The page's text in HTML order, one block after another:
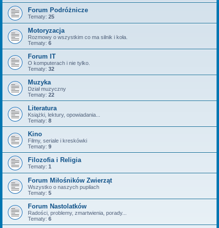
Forum Podróżnicze
Tematy: 25
Motoryzacja
Rozmowy o wszystkim co ma silnik i koła.
Tematy: 6
Forum IT
O komputerach i nie tylko.
Tematy: 32
Muzyka
Dział muzyczny
Tematy: 22
Literatura
Książki, lektury, opowiadania...
Tematy: 8
Kino
Filmy, seriale i kreskówki
Tematy: 9
Filozofia i Religia
Tematy: 1
Forum Miłośników Zwierząt
Wszystko o naszych pupilach
Tematy: 5
Forum Nastolatków
Radości, problemy, zmartwienia, porady...
Tematy: 6